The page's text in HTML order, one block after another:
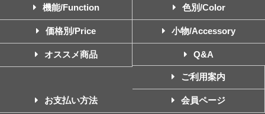
機能/Function 色別/Color
価格別/Price 小物/Accessory
オススメ商品 Q&A
ご利用案内
お支払い方法 会員ページ